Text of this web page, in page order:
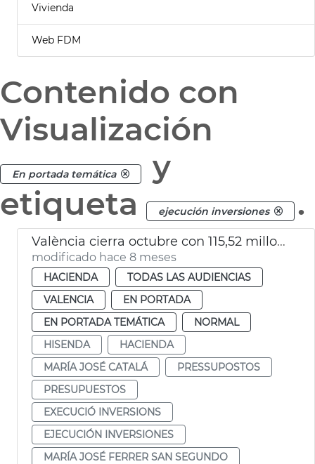
Vivienda
Web FDM
Contenido con
Visualización
En portada temática
y
etiqueta
ejecución inversiones .
València cierra octubre con 115,52 millones de euros de inversiones
modificado hace 8 meses
HACIENDA
TODAS LAS AUDIENCIAS
VALENCIA
EN PORTADA
EN PORTADA TEMÁTICA
NORMAL
HISENDA
HACIENDA
MARÍA JOSÉ CATALÁ
PRESSUPOSTOS
PRESUPUESTOS
EXECUCIÓ INVERSIONS
EJECUCIÓN INVERSIONES
MARÍA JOSÉ FERRER SAN SEGUNDO